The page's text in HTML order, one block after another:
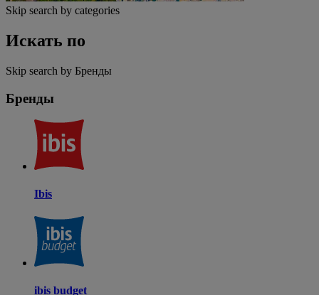
Skip search by categories
Искать по
Skip search by Бренды
Бренды
Ibis
ibis budget